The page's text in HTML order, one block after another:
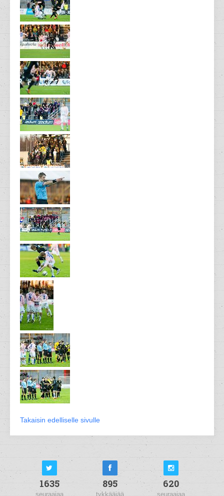
Takaisin edelliselle sivulle
1635
seuraajaa
895
tykkääjää
620
seuraajaa